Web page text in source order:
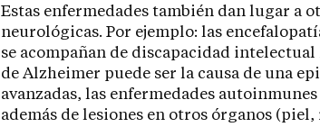
Estas enfermedades también dan lugar a
neurológicas. Por ejemplo: las
se acompañan de discapacidad
de Alzheimer puede ser la causa de una
avanzadas, las enfermedades
además de lesiones en otros órganos